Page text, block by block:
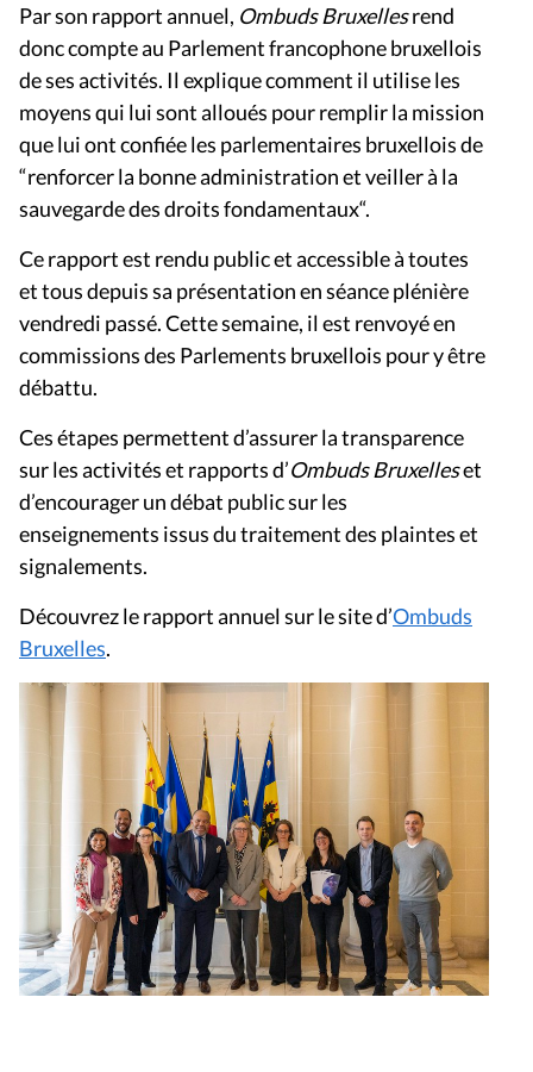
Par son rapport annuel, Ombuds Bruxellesrend
donc compte au Parlement francophone bruxellois
de ses activités. Il explique comment il utilise les
moyens qui lui sont alloués pour remplir la mission
que lui ont confiée les parlementaires bruxellois de
“renforcer la bonne administration et veiller à la
sauvegarde des droits fondamentaux“.
Ce rapport est rendu public et accessible à toutes
et tous depuis sa présentation en séance plénière
vendredi passé. Cette semaine, il est renvoyé en
commissions des Parlements bruxellois pour y être
débattu.
Ces étapes permettent d’assurer la transparence
sur les activités et rapports d’Ombuds Bruxelleset
d’encourager un débat public sur les
enseignements issus du traitement des plaintes et
signalements.
Découvrez le rapport annuel sur le site d’Ombuds
Bruxelles.